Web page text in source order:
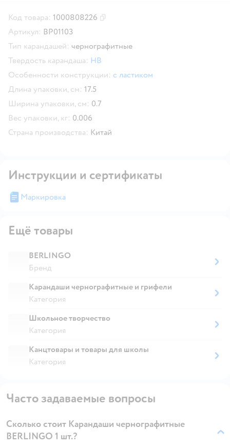
Код товара: 1000808226
Артикул: BP01103
Тип карандашей: чернографитные
Твердость карандаша: HB
Особенности конструкции: с ластиком
Длина упаковки, см: 17.5
Ширина упаковки, см: 0.7
Вес упаковки, кг: 0.006
Страна производства: Китай
Инструкции и сертификаты
Маркировка
Ещё товары
BERLINGO
Бренд
Карандаши чернографитные и грифели
Категория
Школьное творчество
Категория
Канцтовары и товары для школы
Категория
Часто задаваемые вопросы
Сколько стоит Карандаши чернографитные
BERLINGO 1 шт.?